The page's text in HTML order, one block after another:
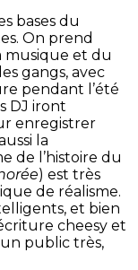
bases du
On prend
musique et du
gangs, avec
pendant l’été
DJ iront
enregistrer
la
de l’histoire du
) est très
de réalisme.
et bien
cheesy et
public très,